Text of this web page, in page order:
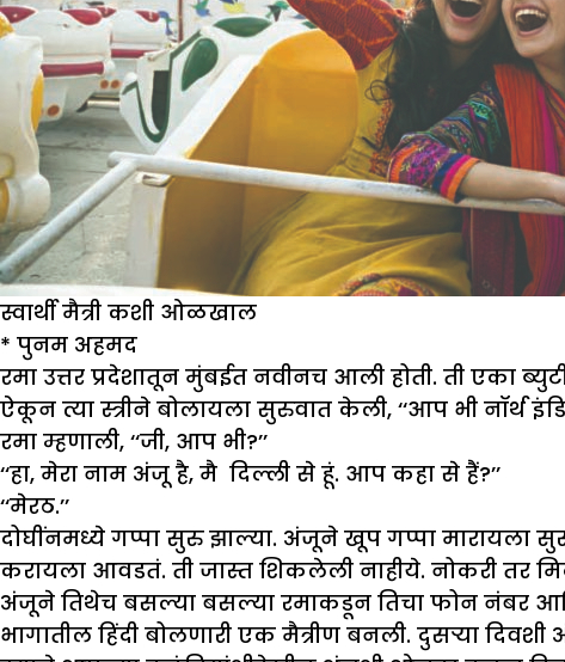
स्वार्थी मैत्री कशी ओळखाल
* पुनम अहमद
रमा उत्तर प्रदेशातून मुंबईत नवीनच आली होती. ती एका
ऐकून त्या स्त्रीने बोलायला सुरुवात केली, ‘‘आप भी नॉर्थ
रमा म्हणाली, ‘‘जी, आप भी?’’
‘‘हा, मेरा नाम अंजू है, मै दिल्ली से हूं. आप कहा से हैं?’’
‘‘मेरठ.’’
दोघींनमध्ये गप्पा सुरु झाल्या. अंजूने खूप गप्पा मारायला
करायला आवडतं. ती जास्त शिकलेली नाहीये. नोकरी
अंजूने तिथेच बसल्या बसल्या रमाकडून तिचा फोन नंबर
भागातील हिंदी बोलणारी एक मैत्रीण बनली. दुसऱ्या